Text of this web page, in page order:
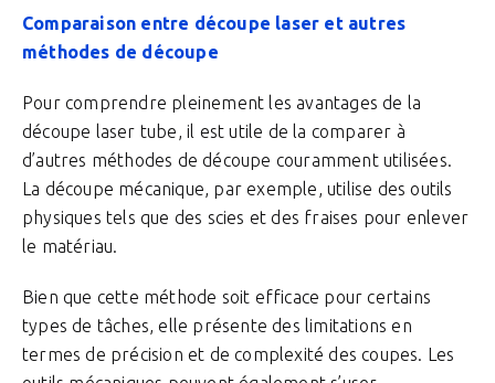
Comparaison entre découpe laser et autres
méthodes de découpe
Pour comprendre pleinement les avantages de la
découpe laser tube, il est utile de la comparer à
d’autres méthodes de découpe couramment utilisées.
La découpe mécanique, par exemple, utilise des outils
physiques tels que des scies et des fraises pour enlever
le matériau.
Bien que cette méthode soit efficace pour certains
types de tâches, elle présente des limitations en
termes de précision et de complexité des coupes. Les